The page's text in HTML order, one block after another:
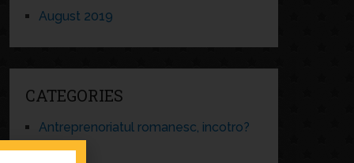
August 2019
CATEGORIES
Antreprenoriatul romanesc, incotro?
brand